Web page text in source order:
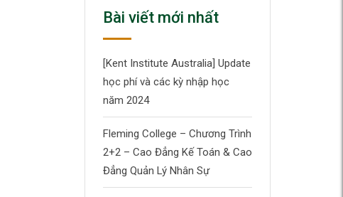
Bài viết mới nhất
[Kent Institute Australia] Update
học phí và các kỳ nhập học
năm 2024
Fleming College – Chương Trình
2+2 – Cao Đẳng Kế Toán & Cao
Đẳng Quản Lý Nhân Sự